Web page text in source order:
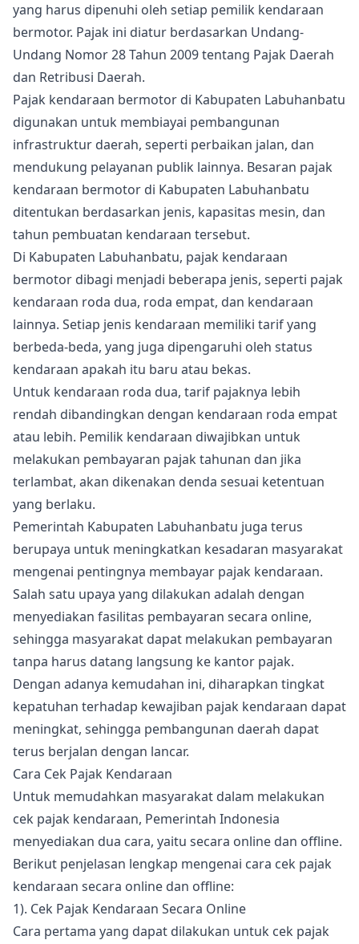
yang harus dipenuhi oleh setiap pemilik kendaraan
bermotor. Pajak ini diatur berdasarkan Undang-
Undang Nomor 28 Tahun 2009 tentang Pajak Daerah
dan Retribusi Daerah.
Pajak kendaraan bermotor di Kabupaten Labuhanbatu
digunakan untuk membiayai pembangunan
infrastruktur daerah, seperti perbaikan jalan, dan
mendukung pelayanan publik lainnya. Besaran pajak
kendaraan bermotor di Kabupaten Labuhanbatu
ditentukan berdasarkan jenis, kapasitas mesin, dan
tahun pembuatan kendaraan tersebut.
Di Kabupaten Labuhanbatu, pajak kendaraan
bermotor dibagi menjadi beberapa jenis, seperti pajak
kendaraan roda dua, roda empat, dan kendaraan
lainnya. Setiap jenis kendaraan memiliki tarif yang
berbeda-beda, yang juga dipengaruhi oleh status
kendaraan apakah itu baru atau bekas.
Untuk kendaraan roda dua, tarif pajaknya lebih
rendah dibandingkan dengan kendaraan roda empat
atau lebih. Pemilik kendaraan diwajibkan untuk
melakukan pembayaran pajak tahunan dan jika
terlambat, akan dikenakan denda sesuai ketentuan
yang berlaku.
Pemerintah Kabupaten Labuhanbatu juga terus
berupaya untuk meningkatkan kesadaran masyarakat
mengenai pentingnya membayar pajak kendaraan.
Salah satu upaya yang dilakukan adalah dengan
menyediakan fasilitas pembayaran secara online,
sehingga masyarakat dapat melakukan pembayaran
tanpa harus datang langsung ke kantor pajak.
Dengan adanya kemudahan ini, diharapkan tingkat
kepatuhan terhadap kewajiban pajak kendaraan dapat
meningkat, sehingga pembangunan daerah dapat
terus berjalan dengan lancar.
Cara Cek Pajak Kendaraan
Untuk memudahkan masyarakat dalam melakukan
cek pajak kendaraan, Pemerintah Indonesia
menyediakan dua cara, yaitu secara online dan offline.
Berikut penjelasan lengkap mengenai cara cek pajak
kendaraan secara online dan offline:
1). Cek Pajak Kendaraan Secara Online
Cara pertama yang dapat dilakukan untuk cek pajak